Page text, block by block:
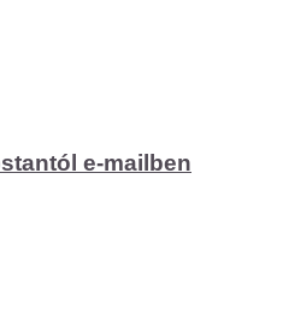
e-mailben